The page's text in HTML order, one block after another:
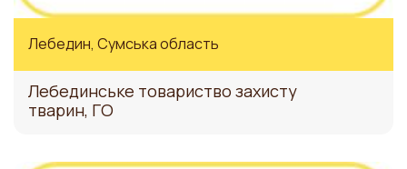
Лебедин, Сумська область
Лебединське товариство захисту
тварин, ГО